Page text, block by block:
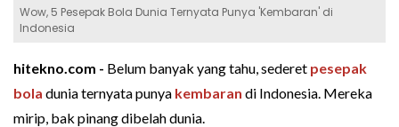
Wow, 5 Pesepak Bola Dunia Ternyata Punya 'Kembaran' di
Indonesia
hitekno.com - Belum banyak yang tahu, sederet pesepak
bola dunia ternyata punya kembaran di Indonesia. Mereka
mirip, bak pinang dibelah dunia.